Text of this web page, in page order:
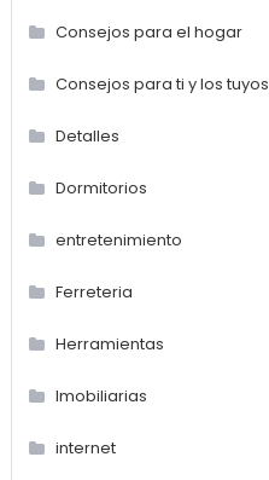
Consejos para el hogar
Consejos para ti y los tuyos
Detalles
Dormitorios
entretenimiento
Ferreteria
Herramientas
Imobiliarias
internet